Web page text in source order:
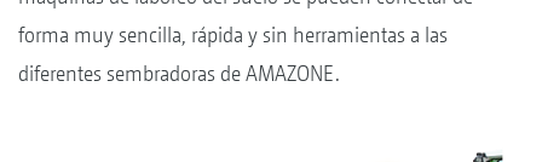
forma muy sencilla, rápida y sin herramientas a las
diferentes sembradoras de AMAZONE.